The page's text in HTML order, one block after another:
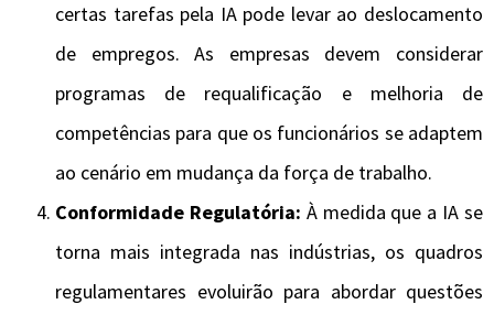
certas tarefas pela IA pode levar ao deslocamento
de empregos. As empresas devem considerar
programas de requalificação e melhoria de
competências para que os funcionários se adaptem
ao cenário em mudança da força de trabalho.
Conformidade Regulatória: À medida que a IA se
torna mais integrada nas indústrias, os quadros
regulamentares evoluirão para abordar questões